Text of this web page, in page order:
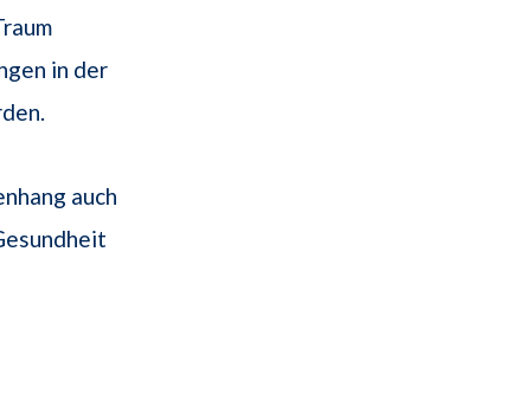
in der
auch